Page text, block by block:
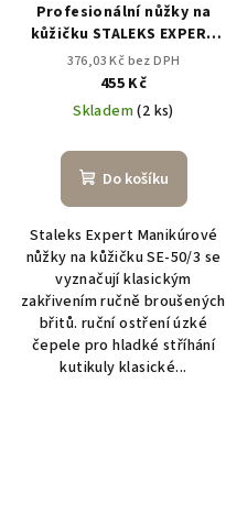
Profesionální nůžky na
kůžičku STALEKS EXPERT
SE-50/3
376,03 Kč bez DPH
455 Kč
Skladem(2 ks)
Do košíku
Staleks Expert Manikúrové
nůžky na kůžičku SE-50/3 se
vyznačují klasickým
zakřivením ručně broušených
břitů. ruční ostření úzké
čepele pro hladké stříhání
kutikuly klasické...